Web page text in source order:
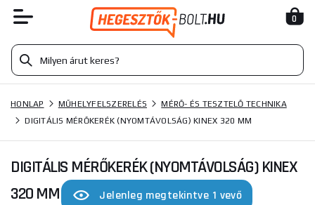
0
HONLAP MŰHELYFELSZERELÉS
MÉRŐ- ÉS TESZTELŐ TECHNIKA
DIGITÁLIS MÉRŐKERÉK (NYOMTÁVOLSÁG) KINEX 320 MM
DIGITÁLIS MÉRŐKERÉK (NYOMTÁVOLSÁG) KINEX
320 MM
Jelenleg megtekintve 1 vevő